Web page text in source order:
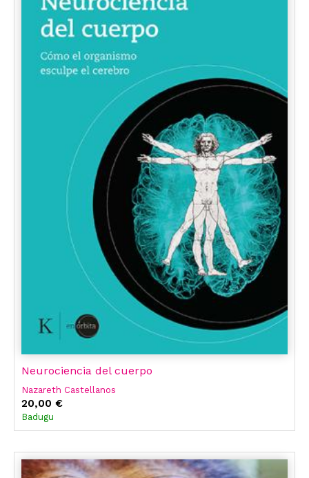
Neurociencia del cuerpo
Nazareth Castellanos
20,00 €
Badugu